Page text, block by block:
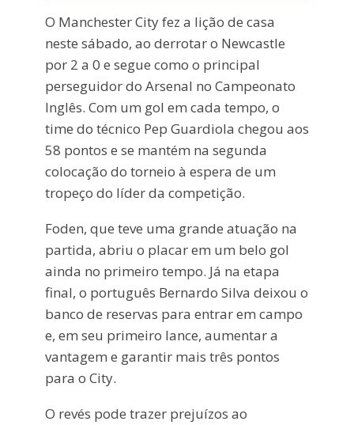
O Manchester City fez a lição de casa
neste sábado, ao derrotar o Newcastle
por 2 a 0 e segue como o principal
perseguidor do Arsenal no Campeonato
Inglês. Com um gol em cada tempo, o
time do técnico Pep Guardiola chegou aos
58 pontos e se mantém na segunda
colocação do torneio à espera de um
tropeço do líder da competição.
Foden, que teve uma grande atuação na
partida, abriu o placar em um belo gol
ainda no primeiro tempo. Já na etapa
final, o português Bernardo Silva deixou o
banco de reservas para entrar em campo
e, em seu primeiro lance, aumentar a
vantagem e garantir mais três pontos
para o City.
O revés pode trazer prejuízos ao